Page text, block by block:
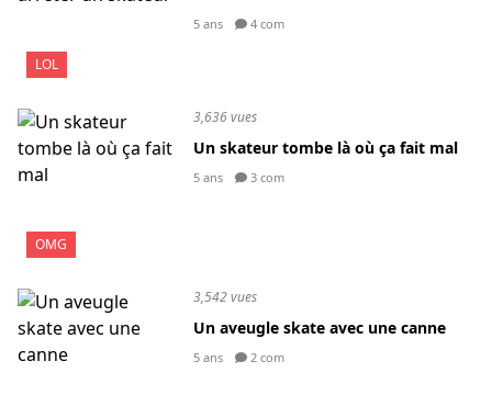
LOL
5 ans 4 com
OMG
3,636 vues
Un skateur tombe là où ça fait mal
5 ans 3 com
3,542 vues
Un aveugle skate avec une canne
5 ans 2 com